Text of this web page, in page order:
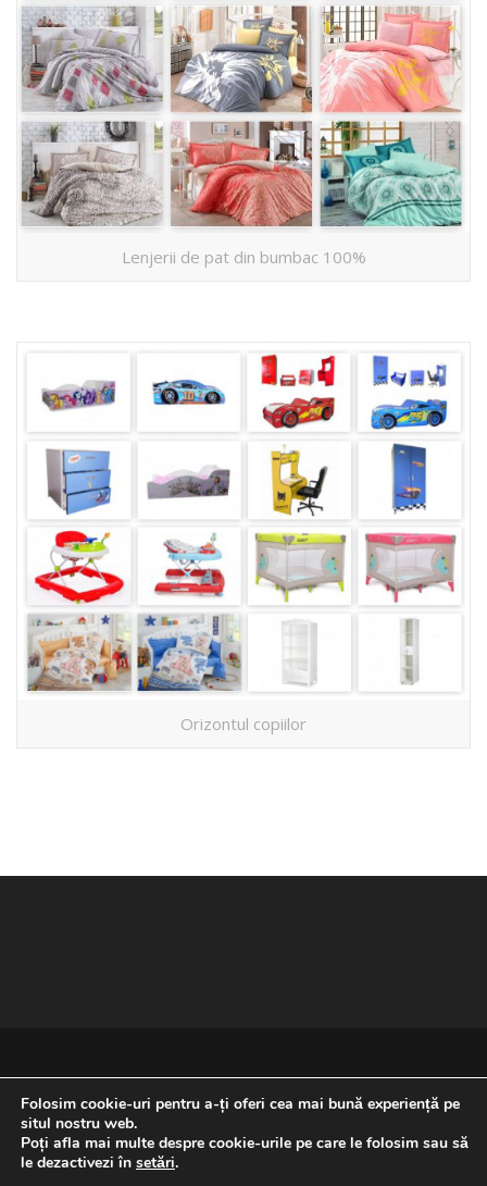
Lenjerii de pat din bumbac 100%
Orizontul copiilor
REVENIRE LA ÎNCEPUTUL PAGINII
Folosim cookie-uri pentru a-ți oferi cea mai bună experiență pe
situl nostru web.
Poți afla mai multe despre cookie-urile pe care le folosim sau să
le dezactivezi în setări.